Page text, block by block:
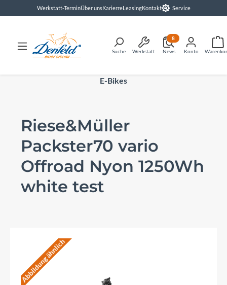
springenWerkstatt-TerminÜber unsKarierreLeasingKontakt Service
Suche Werkstatt News
8
Konto
E-Bikes
Riese&Müller
Packster70 vario
Offroad Nyon 1250Wh
white test
Abbildung ähnlich